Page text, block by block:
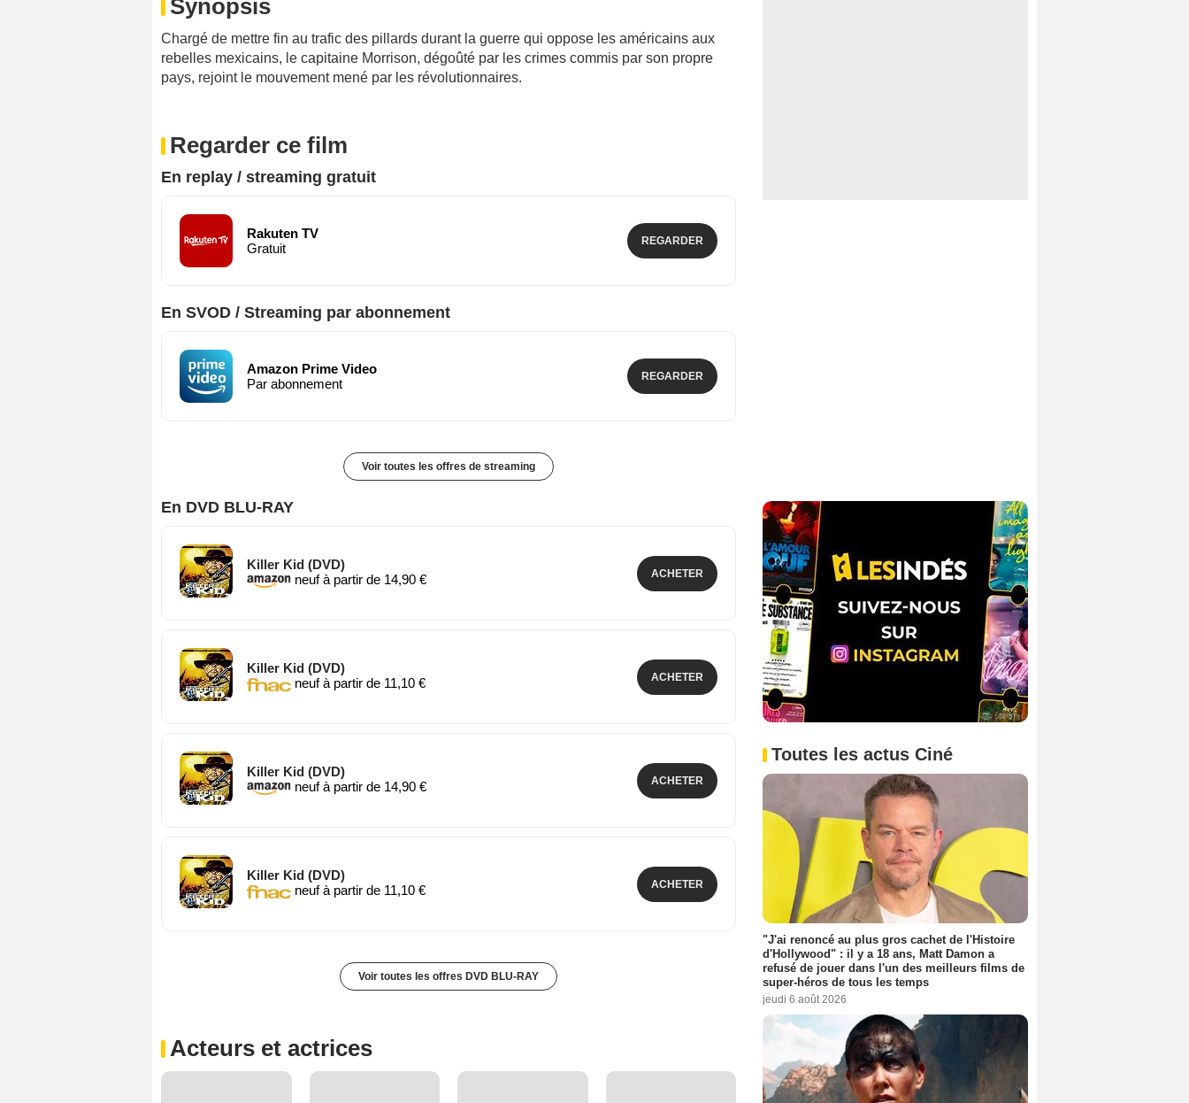
Synopsis
Chargé de mettre fin au trafic des pillards durant la guerre qui oppose les américains aux
rebelles mexicains, le capitaine Morrison, dégoûté par les crimes commis par son propre
pays, rejoint le mouvement mené par les révolutionnaires.
Regarder ce film
En replay / streaming gratuit
Rakuten TV
Gratuit
REGARDER
En SVOD / Streaming par abonnement
Amazon Prime Video
Par abonnement
REGARDER
Voir toutes les offres de streaming
En DVD BLU-RAY
Killer Kid (DVD)
neuf à partir de 14,90 €
ACHETER
Killer Kid (DVD)
neuf à partir de 11,10 €
ACHETER
Killer Kid (DVD)
neuf à partir de 14,90 €
ACHETER
Killer Kid (DVD)
neuf à partir de 11,10 €
ACHETER
Voir toutes les offres DVD BLU-RAY
Acteurs et actrices
Toutes les actus Ciné
"J'ai renoncé au plus gros cachet de l'Histoire
d'Hollywood" : il y a 18 ans, Matt Damon a
refusé de jouer dans l'un des meilleurs films de
super-héros de tous les temps
jeudi 6 août 2026